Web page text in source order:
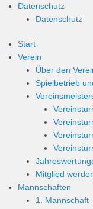
Datenschutz
Datenschutz
Start
Verein
Über den
Spielbetrieb
Mitglied
Mannschaften
1. Mannschaft